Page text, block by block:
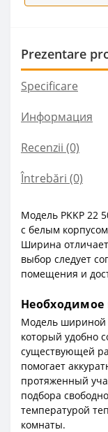
Prezentare
Specificare
Информация
Recenzii (0)
Întrebări (0)
Модель PKKP 22
с белым
Ширина
выбор следует
помещения и
Необходимое
Модель шириной
который удобно
существующей
помогает
протяженный
подбора
температурой
комнаты.